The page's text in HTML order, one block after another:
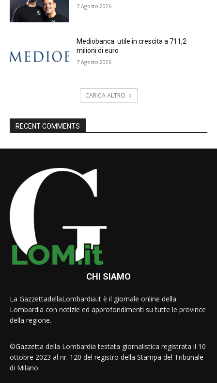
7 Agosto 2026
Mediobanca: utile in crescita a 711,2
milioni di euro
7 Agosto 2026
CARICA ALTRO
RECENT COMMENTS
CHI SIAMO
La GazzettadellaLombardia.it è il giornale online della
Lombardia con notizie ed approfondimenti su tutte le province
della regione.
©Gazzetta della Lombardia testata giornalistica registrata il 10
ottobre 2023 al nr. 120 del registro della Stampa del Tribunale
di Milano.